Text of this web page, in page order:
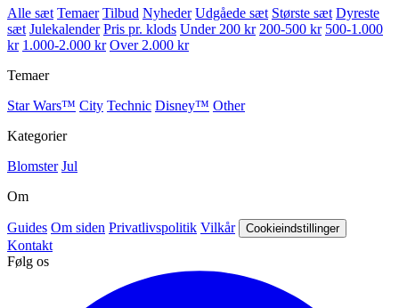
Alle sæt Temaer Tilbud Nyheder Udgåede sæt Største sæt Dyreste
sæt Julekalender Pris pr. klods Under 200 kr 200-500 kr 500-1.000
kr 1.000-2.000 kr Over 2.000 kr
Temaer
Star Wars™ City Technic Disney™ Other
Kategorier
Blomster Jul
Om
Guides Om siden Privatlivspolitik Vilkår Cookieindstillinger
Kontakt
Følg os